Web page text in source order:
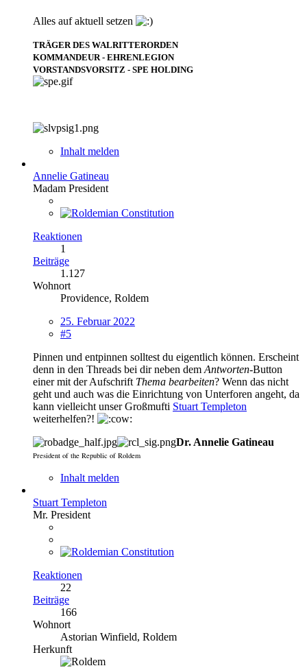
Alles auf aktuell setzen
TRÄGER DES WALRITTERORDEN
KOMMANDEUR - EHRENLEGION
VORSTANDSVORSITZ - SPE HOLDING
Inhalt melden
Annelie Gatineau
Madam President
Reaktionen
1
Beiträge
1.127
Wohnort
Providence, Roldem
25. Februar 2022
#5
Pinnen und entpinnen solltest du eigentlich können. Erscheint
denn in den Threads bei dir neben dem Antworten-Button
einer mit der Aufschrift Thema bearbeiten? Wenn das nicht
geht und auch was die Einrichtung von Unterforen angeht, da
kann vielleicht unser Großmufti Stuart Templeton
weiterhelfen?!
Dr. Annelie Gatineau
President of the Republic of Roldem
Inhalt melden
Stuart Templeton
Mr. President
Reaktionen
22
Beiträge
166
Wohnort
Astorian Winfield, Roldem
Herkunft